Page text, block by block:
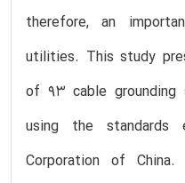
therefore, an
utilities. This study
of 93 cable grounding
using the standards
Corporation of